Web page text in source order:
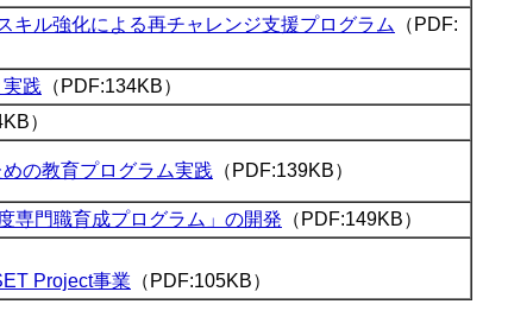
キル強化による再チャレンジ支援プログラム
（PDF:
践 （PDF:134KB）
）
の教育プログラム実践 （PDF:139KB）
専門職育成プログラム」の開発 （PDF:149KB）
Project事業 （PDF:105KB）